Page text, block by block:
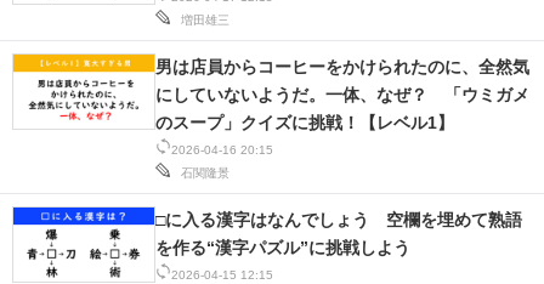
増田雄三
2026-04-16 20:15
石関隆景
男は店員からコーヒーをかけられたのに、全然気
にしていないようだ。一体、なぜ？ 「ウミガメ
のスープ」クイズに挑戦！【レベル1】
2026-04-15 12:15
□に入る漢字はなんでしょう 空欄を埋めて熟語
を作る“漢字パズル”に挑戦しよう